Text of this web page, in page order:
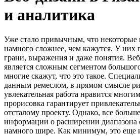
и аналитика
Уже стало привычным, что некоторые
намного сложнее, чем кажутся. У них
грани, выражения и даже понятия.
является сложным сегментом
многие скажут, что это такое.
данным ремеслом, в прямом смысле
увлекательная работа нравится
прорисовка гарантирует
отсталому проекту. Однако, все
информации о расширении диапазона
намного шире. Как минимум, это еще